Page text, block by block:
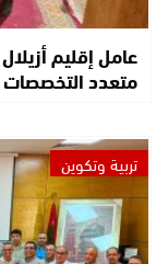
عامل إقليم
متعدد
تربية وتكوين